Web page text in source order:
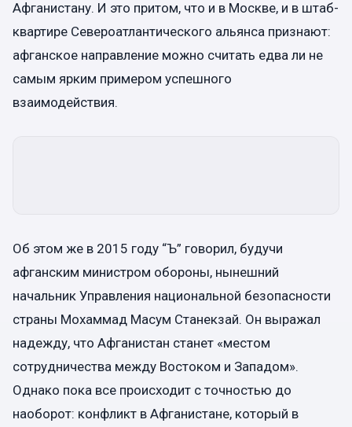
Афганистану. И это притом, что и в Москве, и в штаб-
квартире Североатлантического альянса признают:
афганское направление можно считать едва ли не
самым ярким примером успешного
взаимодействия.
Об этом же в 2015 году “Ъ” говорил, будучи
афганским министром обороны, нынешний
начальник Управления национальной безопасности
страны Мохаммад Масум Станекзай. Он выражал
надежду, что Афганистан станет «местом
сотрудничества между Востоком и Западом».
Однако пока все происходит с точностью до
наоборот: конфликт в Афганистане, который в